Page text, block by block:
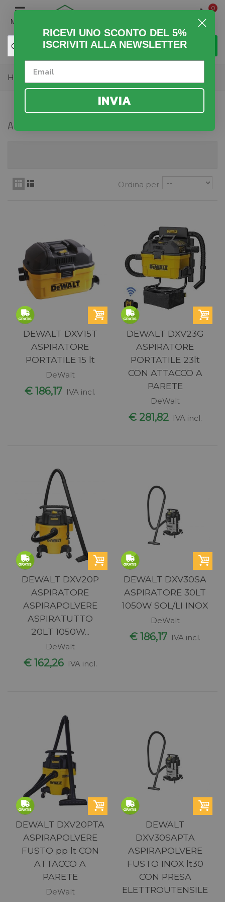
MENU
0
Home > Fai da Te
ASPIRAPOLVERI
Ordina per
DEWALT DXV15T
ASPIRATORE
PORTATILE 15 lt
DeWalt
€ 186,17 IVA incl.
DEWALT DXV23G
ASPIRATORE
PORTATILE 23lt
CON ATTACCO A
PARETE
DeWalt
€ 281,82 IVA incl.
DEWALT DXV20P
ASPIRATORE
ASPIRAPOLVERE
ASPIRATUTTO
20LT 1050W...
DeWalt
€ 162,26 IVA incl.
DEWALT DXV30SA
ASPIRATORE 30LT
1050W SOL/LI INOX
DeWalt
€ 186,17 IVA incl.
DEWALT DXV20PTA
ASPIRAPOLVERE
FUSTO pp lt CON
ATTACCO A
PARETE
DeWalt
DEWALT
DXV30SAPTA
ASPIRAPOLVERE
FUSTO INOX lt30
CON PRESA
ELETTROUTENSILE
RICEVI UNO SCONTO DEL 5%
ISCRIVITI ALLA NEWSLETTER
INVIA